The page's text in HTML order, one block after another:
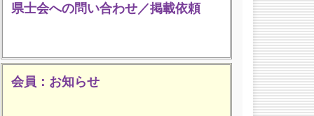
県士会への問い合わせ／掲載依頼
会員：お知らせ